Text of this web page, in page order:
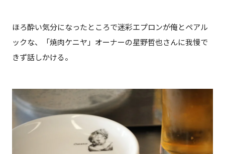
ほろ酔い気分になったところで迷彩エプロンが俺とペアル
ックな、「焼肉ケニヤ」オーナーの星野哲也さんに我慢で
きず話しかける。